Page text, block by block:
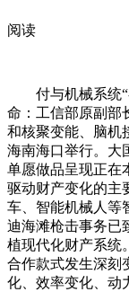
阅读
付与机械系统“-
命：工信部原副部
和核聚变能、脑机
海南海口举行。大
单愿做品呈现正在
驱动财产变化的主
车、智能机械人等
迪海滩枪击事务已
植现代化财产系统
合作款式发生深刻
化、效率变化、动